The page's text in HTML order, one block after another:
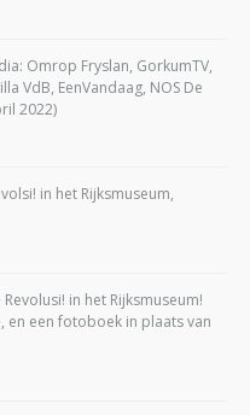
Omrop Fryslan, GorkumTV,
VdB, EenVandaag, NOS De
2022)
in het Rijksmuseum,
in het Rijksmuseum!
en een fotoboek in plaats van